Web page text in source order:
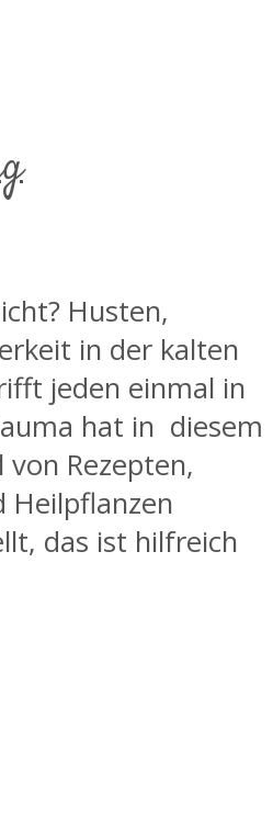
Husten,
in der kalten
jeden einmal in
hat in diesem
von Rezepten,
Heilpflanzen
das ist hilfreich